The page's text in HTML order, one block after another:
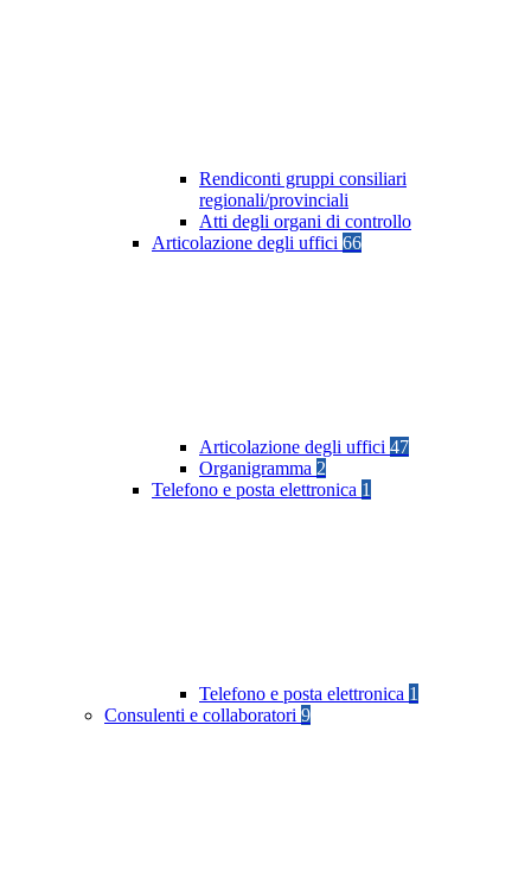
Rendiconti gruppi consiliari
regionali/provinciali
Atti degli organi di controllo
Articolazione degli uffici 66
Articolazione degli uffici 47
Organigramma 2
Telefono e posta elettronica 1
Telefono e posta elettronica 1
Consulenti e collaboratori 9